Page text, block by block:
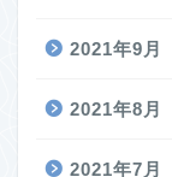
2021年9月
2021年8月
2021年7月